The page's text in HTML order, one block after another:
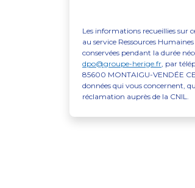
Les informations recueillies sur
au service Ressources
conservées pendant la durée
dpo@groupe-herige.fr , par
85600 MONTAIGU-VENDÉE
données qui vous concernent,
réclamation auprès de la CNIL.